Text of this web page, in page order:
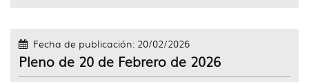
Fecha de publicación: 20/02/2026
Pleno de 20 de Febrero de 2026